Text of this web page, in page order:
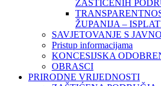
ZAŠTIĆENIH
ŽUPANIJA –
SAVJETOVANJE S
Pristup informacijama
KONCESIJSKA
OBRASCI
PRIRODNE VRIJEDNOSTI